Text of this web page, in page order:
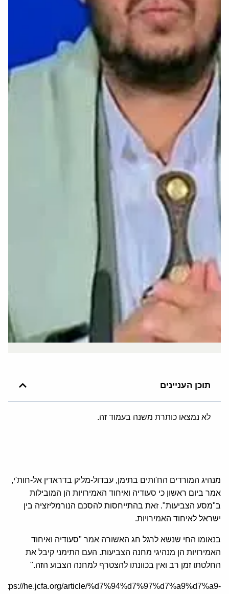
תוכן העניינים
לא נמצאו כותרת משנה בעמוד זה.
מנהיג המורדים הח'ותים בתימן, עבדול-מליק בדראדין אל-חות'י,
אמר ביום ראשון כי סעודיה ואיחוד האמירויות הן המובילות
ב"מסע הצביעות". זאת בהתייחסות להסכם הנורמליזציה בין
ישראל לאיחוד האמירויות.
בנאומו החי שנשא לרגל חג האשורה אמר "סעודיה ואיחוד
האמירויות הן מנהיגי מחנה הצביעות. העם התימני קיבל את
החלטתו זמן רב ואין בכוונתו להצטרף למחנה הצבוע הזה."
https://he.jcfa.org/article/%d7%94%d7%97%d7%a9%d7%a9-